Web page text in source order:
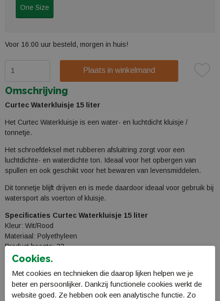
One Size
Voor 16:00 uur besteld, morgen in huis!
Plaats in winkelmand
Omschrijving
Curtec Waterkluisje 15 liter
Het Curtec Waterkluisje is een water- en luchtdicht kluisje /
tonnetje.
Het schroefdeksel met rubberen afsluitring zorgt voor een
luchtdichte- en waterdichte ton. Ideaal voor het opbergen van
spullen en ook geschikt voor het bewaren van levensmiddelen.
Dit tonnetje blijft drijven en is mede daardoor ideaal voor gebruik bij
watersport als voerton of kluisje.
Specificaties Curtec Waterkluisje 15 liter
Kleur: Wit/Rood
Materiaal: Polyethyleen
Product hoogte: 33
Product diameter: 27
Specificaties
Cookies.
Met cookies en technieken die daarop lijken helpen we je
beter en persoonlijker. Dankzij functionele cookies werkt de
website goed. Ze hebben ook een analytische functie. Zo